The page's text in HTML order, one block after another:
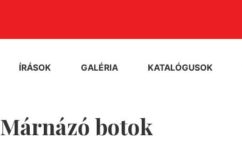
ÍRÁSOK GALÉRIA KATALÓGUSOK
Márnázó botok